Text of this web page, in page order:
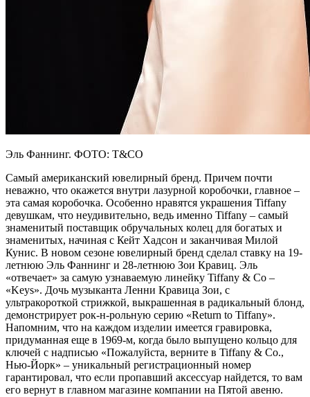
Эль Фаннинг. ФОТО: T&CO
Самый американский ювелирный бренд. Причем почти
неважно, что окажется внутри лазурной коробочки, главное –
эта самая коробочка. Особенно нравятся украшения Tiffany
девушкам, что неудивительно, ведь именно Tiffany – самый
знаменитый поставщик обручальных колец для богатых и
знаменитых, начиная с Кейт Хадсон и заканчивая Милой
Кунис. В новом сезоне ювелирный бренд сделал ставку на 19-
летнюю Эль Фаннинг и 28-летнюю Зои Кравиц. Эль
«отвечает» за самую узнаваемую линейку Tiffany & Co –
«Keys». Дочь музыканта Ленни Кравица Зои, с
ультракороткой стрижкой, выкрашенная в радикальный блонд,
демонстрирует рок-н-рольную серию «Return to Tiffany».
Напомним, что на каждом изделии имеется гравировка,
придуманная еще в 1969-м, когда было выпущено кольцо для
ключей с надписью «Пожалуйста, верните в Tiffany & Co.,
Нью-Йорк» – уникальный регистрационный номер
гарантировал, что если пропавший аксессуар найдется, то вам
его вернут в главном магазине компании на Пятой авеню.